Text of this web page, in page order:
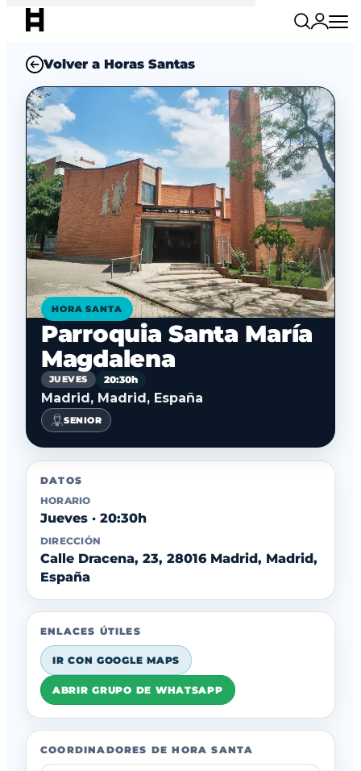
Volver a Horas Santas
HORA SANTA
Parroquia Santa María
Magdalena
JUEVES 20:30h
Madrid, Madrid, España
SENIOR
DATOS
HORARIO
Jueves · 20:30h
DIRECCIÓN
Calle Dracena, 23, 28016 Madrid, Madrid,
España
ENLACES ÚTILES
IR CON GOOGLE MAPS
ABRIR GRUPO DE WHATSAPP
COORDINADORES DE HORA SANTA